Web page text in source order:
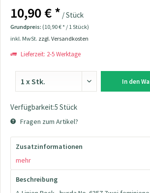
10,90 € * / Stück
Grundpreis: (10,90 € * / 1 Stück)
inkl. MwSt. zzgl. Versandkosten
Lieferzeit: 2-5 Werktage
In den
Verfügbarkeit:5 Stück
Fragen zum Artikel?
Zusatzinformationen
mehr
Beschreibung